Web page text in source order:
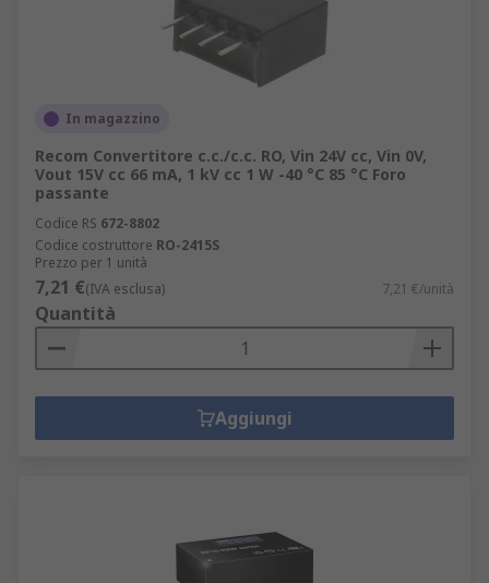
In magazzino
Recom Convertitore c.c./c.c. RO, Vin 24V cc, Vin 0V,
Vout 15V cc 66 mA, 1 kV cc 1 W -40 °C 85 °C Foro
passante
Codice RS 672-8802
Codice costruttore RO-2415S
Prezzo per 1 unità
7,21 €(IVA esclusa) 7,21 €/unità
Quantità
Aggiungi